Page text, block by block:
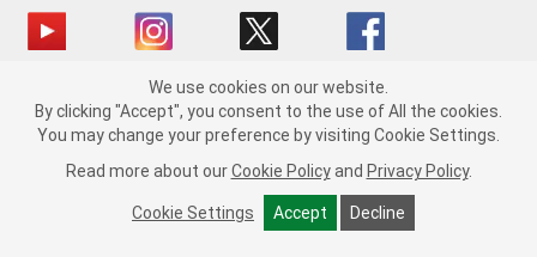
We use cookies on our website. By clicking "Accept", you consent
to the use of All the cookies.
You may change your preference by visiting Cookie Settings.
Read more about our Cookie Policy and Privacy Policy.
Cookie Settings Accept Decline
Copyright © 2008-2026 O’Reilly Auto Parts v OST_3.2.0.0.729 (3) cv1361
catalog_main
Política de privacidad
Ley de transparencia en las cadenas de suministro
de California
We use cookies on our website.
By clicking "Accept", you consent to the use of All the cookies.
You may change your preference by visiting Cookie Settings.
Read more about our Cookie Policy and Privacy Policy.
Cookie Settings Accept Decline